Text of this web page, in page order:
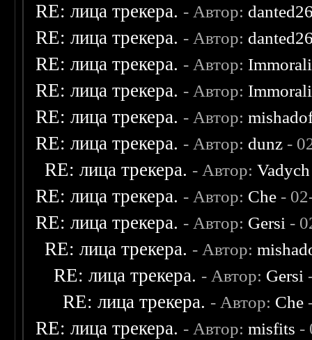
RE: лица трекера. - Автор:
RE: лица трекера. - Автор:
RE: лица трекера. - Автор:
RE: лица трекера. - Автор:
RE: лица трекера. - Автор:
RE: лица трекера. - Автор: dunz -
RE: лица трекера. - Автор:Vadych
RE: лица трекера. - Автор: Che -
RE: лица трекера. - Автор: Gersi -
RE: лица трекера. - Автор:
RE: лица трекера. - Автор: Gersi
RE: лица трекера. - Автор: Che
RE: лица трекера. - Автор:misfits -